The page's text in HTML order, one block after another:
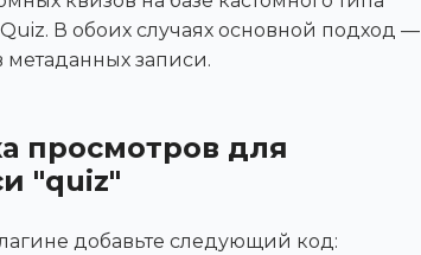
В обоих случаях основной подход —
метаданных записи.
просмотров для
"quiz"
добавьте следующий код: